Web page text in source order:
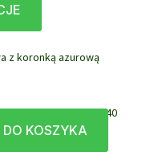
produkt
wiele
wybrać
azurową 40×40
KOSZYKA